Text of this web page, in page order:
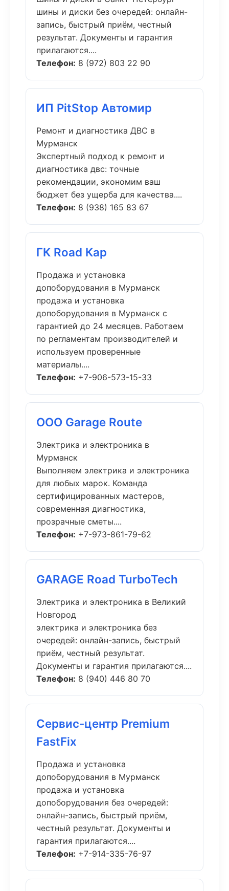
шины и диски без очередей: онлайн-
запись, быстрый приём, честный
результат. Документы и гарантия
прилагаются....
Телефон: 8 (972) 803 22 90
ИП PitStop Автомир
Ремонт и диагностика ДВС в
Мурманск
Экспертный подход к ремонт и
диагностика двс: точные
рекомендации, экономим ваш
бюджет без ущерба для качества....
Телефон: 8 (938) 165 83 67
ГК Road Кар
Продажа и установка
допоборудования в Мурманск
продажа и установка
допоборудования в Мурманск с
гарантией до 24 месяцев. Работаем
по регламентам производителей и
используем проверенные
материалы....
Телефон: +7-906-573-15-33
ООО Garage Route
Электрика и электроника в
Мурманск
Выполняем электрика и электроника
для любых марок. Команда
сертифицированных мастеров,
современная диагностика,
прозрачные сметы....
Телефон: +7-973-861-79-62
GARAGE Road TurboTech
Электрика и электроника в Великий
Новгород
электрика и электроника без
очередей: онлайн-запись, быстрый
приём, честный результат.
Документы и гарантия прилагаются....
Телефон: 8 (940) 446 80 70
Сервис-центр Premium
FastFix
Продажа и установка
допоборудования в Мурманск
продажа и установка
допоборудования без очередей:
онлайн-запись, быстрый приём,
честный результат. Документы и
гарантия прилагаются....
Телефон: +7-914-335-76-97